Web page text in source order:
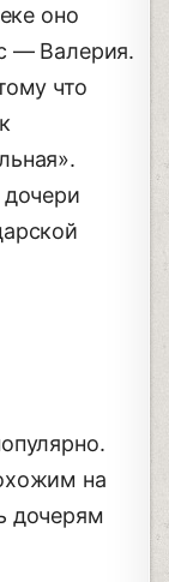
оно
— Валерия.
что
на
дочерям